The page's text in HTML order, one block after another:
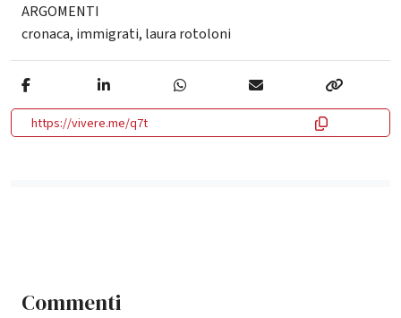
ARGOMENTI
cronaca, immigrati, laura rotoloni
https://vivere.me/q7t
Commenti